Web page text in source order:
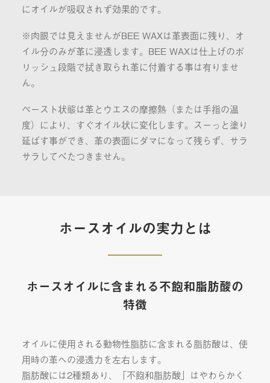
にオイルが吸収されず効果的です。
※肉眼では見えませんがBEE WAXは革表面に残り、オ
イル分のみが革に浸透します。BEE WAXは仕上げのポ
リッシュ段階で拭き取られ革に付着する事は有りませ
ん。
ペースト状態は革とウエスの摩擦熱（または手指の温
度）により、すぐオイル状に変化します。スーっと塗り
延ばす事ができ、革の表面にダマになって残らず、サラ
サラしてべたつきません。
ホースオイルの実力とは
ホースオイルに含まれる不飽和脂肪酸の
特徴
オイルに使用される動物性脂肪に含まれる脂肪酸は、使
用時の革への浸透力を左右します。
脂肪酸には2種類あり、「不飽和脂肪酸」はやわらかく